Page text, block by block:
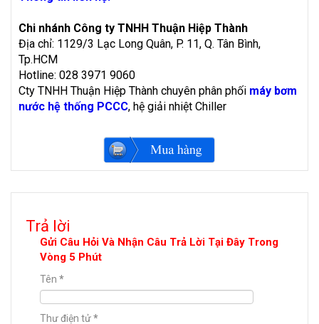
Chi nhánh Công ty TNHH Thuận Hiệp Thành
Địa chỉ: 1129/3 Lạc Long Quân, P. 11, Q. Tân Bình,
Tp.HCM
Hotline: 028 3971 9060
Cty TNHH Thuận Hiệp Thành chuyên phân phối máy bơm
nước hệ thống PCCC, hệ giải nhiệt Chiller
Trả lời
Gửi Câu Hỏi Và Nhận Câu Trả Lời Tại Đây Trong
Vòng 5 Phút
Tên *
Thư điện tử*